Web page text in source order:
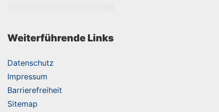
Weiterführende Links
Datenschutz
Impressum
Barrierefreiheit
Sitemap